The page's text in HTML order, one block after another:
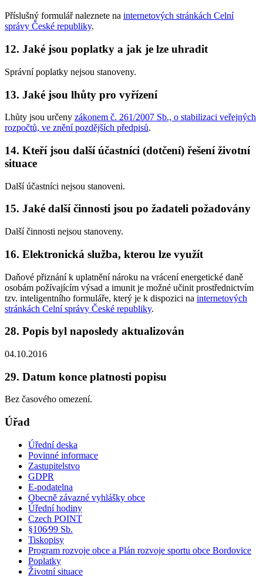
Příslušný formulář naleznete na internetových stránkách Celní
správy České republiky.
12. Jaké jsou poplatky a jak je lze uhradit
Správní poplatky nejsou stanoveny.
13. Jaké jsou lhůty pro vyřízení
Lhůty jsou určeny zákonem č. 261/2007 Sb., o stabilizaci veřejných
rozpočtů, ve znění pozdějších předpisů.
14. Kteří jsou další účastníci (dotčení) řešení životní
situace
Další účastníci nejsou stanoveni.
15. Jaké další činnosti jsou po žadateli požadovány
Další činnosti nejsou stanoveny.
16. Elektronická služba, kterou lze využít
Daňové přiznání k uplatnění nároku na vrácení energetické daně
osobám požívajícím výsad a imunit je možné učinit prostřednictvím
tzv. inteligentního formuláře, který je k dispozici na internetových
stránkách Celní správy České republiky.
28. Popis byl naposledy aktualizován
04.10.2016
29. Datum konce platnosti popisu
Bez časového omezení.
Úřad
Úřední deska
Povinné informace
Zastupitelstvo
GDPR
E-podatelna
Obecně závazné vyhlášky obce
Úřední hodiny
Czech POINT
§106⁄99 Sb.
Tiskopisy
Program rozvoje obce a Plán rozvoje sportu obce Bordovice
Poplatky
Životní situace